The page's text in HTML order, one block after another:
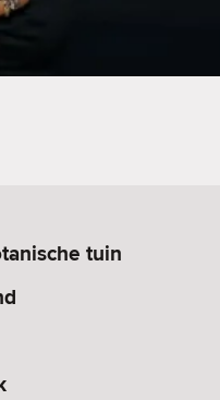
tuin